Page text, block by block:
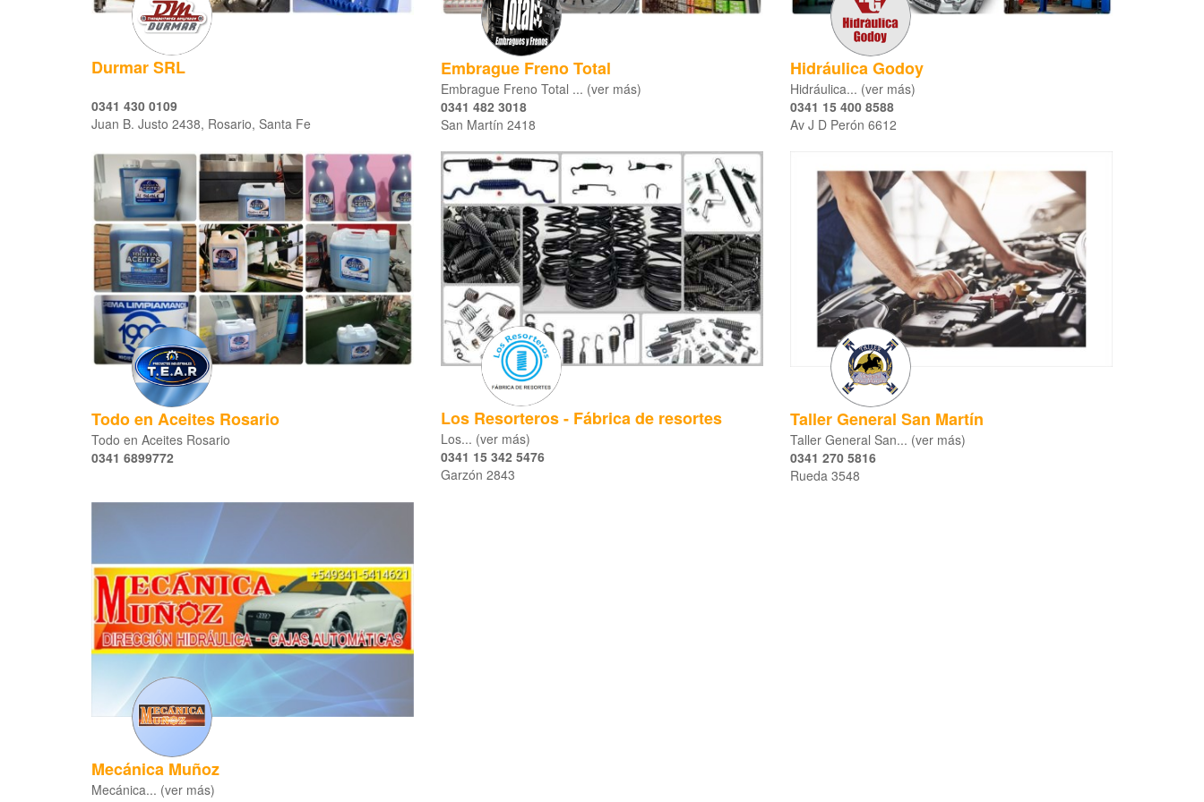
Durmar SRL
0341 430 0109
Juan B. Justo 2438, Rosario, Santa Fe
Embrague Freno Total
Embrague Freno Total ... (ver más)
0341 482 3018
San Martín 2418
Hidráulica Godoy
Hidráulica... (ver más)
0341 15 400 8588
Av J D Perón 6612
Todo en Aceites Rosario
Todo en Aceites Rosario
0341 6899772
Los Resorteros - Fábrica de resortes
Los... (ver más)
0341 15 342 5476
Garzón 2843
Taller General San Martín
Taller General San... (ver más)
0341 270 5816
Rueda 3548
Mecánica Muñoz
Mecánica... (ver más)